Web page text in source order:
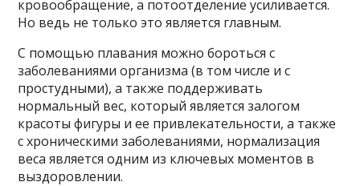
кровообращение, а потоотделение усиливается.
Но ведь не только это является главным.
С помощью плавания можно бороться с
заболеваниями организма (в том числе и с
простудными), а также поддерживать
нормальный вес, который является залогом
красоты фигуры и ее привлекательности, а также
с хроническими заболеваниями, нормализация
веса является одним из ключевых моментов в
выздоровлении.